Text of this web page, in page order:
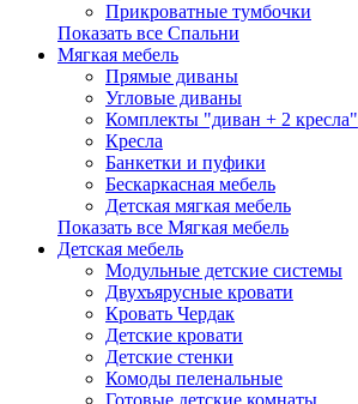
Прикроватные тумбочки
Показать все Спальни
Мягкая мебель
Прямые диваны
Угловые диваны
Комплекты "диван + 2 кресла"
Кресла
Банкетки и пуфики
Бескаркасная мебель
Детская мягкая мебель
Показать все Мягкая мебель
Детская мебель
Модульные детские системы
Двухъярусные кровати
Кровать Чердак
Детские кровати
Детские стенки
Комоды пеленальные
Готовые детские комнаты